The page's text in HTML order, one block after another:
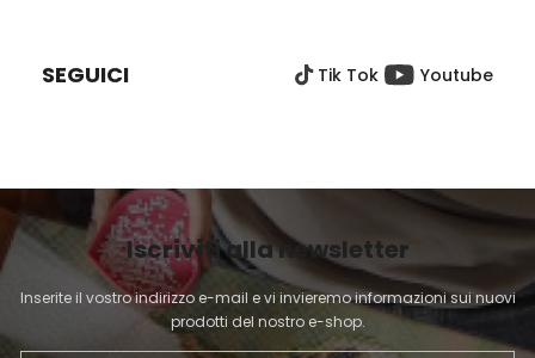
G
N
A
SEGUICI Tik Tok Youtube
Iscriviti alla newsletter
Inserite il vostro indirizzo e-mail e vi invieremo informazioni sui nuovi
prodotti del nostro e-shop.